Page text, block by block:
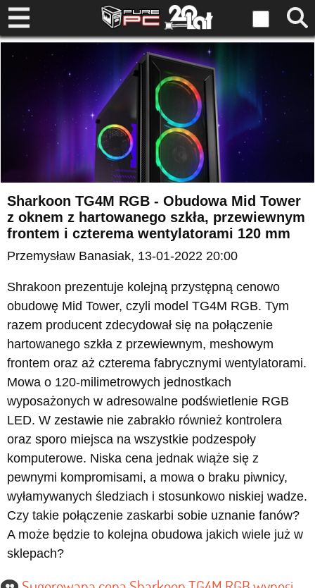
Sharkoon TG4M RGB - Obudowa Mid Tower
z oknem z hartowanego szkła, przewiewnym
frontem i czterema wentylatorami 120 mm
Przemysław Banasiak, 13-01-2022 20:00
Shrakoon prezentuje kolejną przystępną cenowo
obudowę Mid Tower, czyli model TG4M RGB. Tym
razem producent zdecydował się na połączenie
hartowanego szkła z przewiewnym, meshowym
frontem oraz aż czterema fabrycznymi wentylatorami.
Mowa o 120-milimetrowych jednostkach
wyposażonych w adresowalne podświetlenie RGB
LED. W zestawie nie zabrakło również kontrolera
oraz sporo miejsca na wszystkie podzespoły
komputerowe. Niska cena jednak wiąże się z
pewnymi kompromisami, a mowa o braku piwnicy,
wyłamywanych śledziach i stosunkowo niskiej wadze.
Czy takie połączenie zaskarbi sobie uznanie fanów?
A może będzie to kolejna obudowa jakich wiele już w
sklepach?